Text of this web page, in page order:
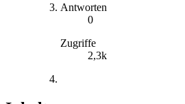
Antworten
0
Zugriffe
2,3k